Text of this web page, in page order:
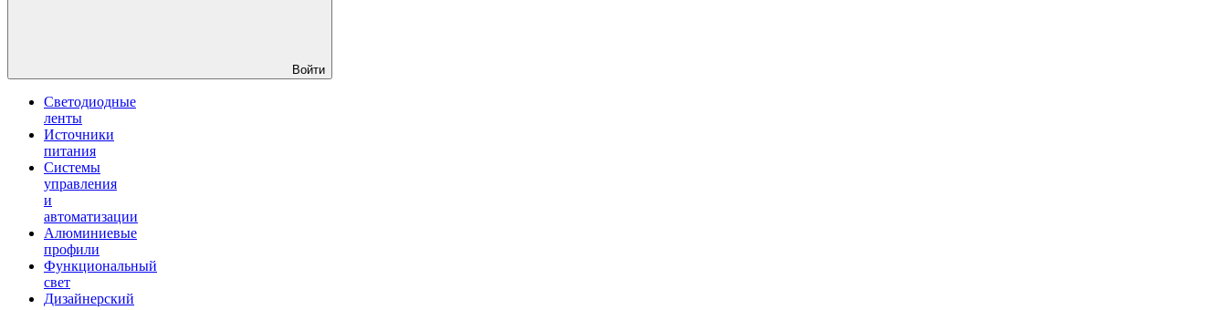
Войти
Светодиодные
ленты
Источники
питания
Системы
управления
и
автоматизации
Алюминиевые
профили
Функциональный
свет
Дизайнерский